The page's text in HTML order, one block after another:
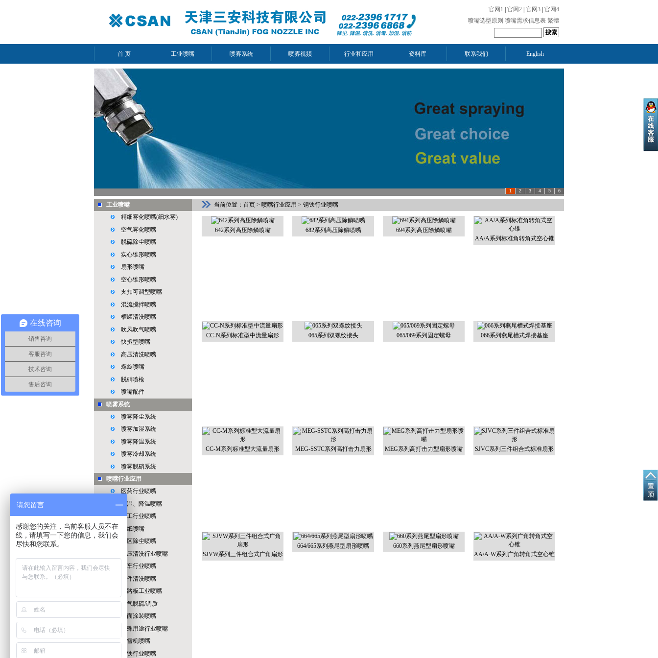
官网1 官网2 官网3 官网4
喷嘴选型原则 喷嘴需求信息表 繁體
首 页 工业喷嘴 喷雾系统 喷雾视频 行业和应用 资料库 联系我们 English
1 2 3 4 5 6
工业喷嘴
精细雾化喷嘴(细水雾)
空气雾化喷嘴
脱硫除尘喷嘴
实心锥形喷嘴
扇形喷嘴
空心锥形喷嘴
夹扣可调型喷嘴
混流搅拌喷嘴
槽罐清洗喷嘴
吹风吹气喷嘴
快拆型喷嘴
高压清洗喷嘴
螺旋喷嘴
脱硝喷枪
喷嘴配件
喷雾系统
喷雾降尘系统
喷雾加湿系统
喷雾降温系统
喷雾冷却系统
喷雾脱硝系统
喷嘴行业应用
医药行业喷嘴
加湿、降温喷嘴
化工行业喷嘴
造纸喷嘴
矿区除尘喷嘴
高压清洗行业喷嘴
汽车行业喷嘴
零件清洗喷嘴
电路板工业喷嘴
烟气脱硫/调质
表面涂装喷嘴
特殊用途行业喷嘴
造雪机喷嘴
钢铁行业喷嘴
当前位置： 首页 > 喷嘴行业应用 > 钢铁行业喷嘴
642系列高压除鳞喷嘴 682系列高压除鳞喷嘴
694系列高压除鳞喷嘴
AA/A系列标准角转角式空心锥
CC-N系列标准型中流量扇形 065系列双螺纹接头 065/069系列固定螺母 066系列燕尾槽式焊接基座
CC-M系列标准型大流量扇形 MEG-SSTC系列高打击力扇形 MEG系列高打击力型扇形喷嘴 SJVC系列三件组合式标准扇形
SJVW系列三件组合式广角扇形
664/665系列燕尾型扇形喷嘴
660系列燕尾型扇形喷嘴
AA/A-W系列广角转角式空心锥
在线咨询
销售咨询
客服咨询
技术咨询
售后咨询
请您留言
感谢您的关注，当前客服人员不在
线，请填写一下您的信息，我们会
尽快和您联系。